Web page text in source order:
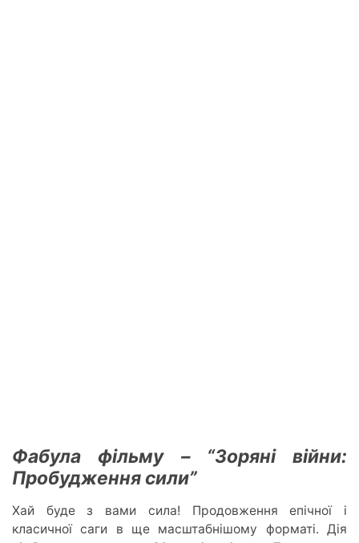
Фабула фільму – “Зоряні війни:
Пробудження сили”
Хай буде з вами сила! Продовження епічної і
класичної саги в ще масштабнішому форматі. Дія